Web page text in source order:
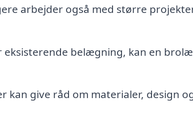
arbejder også med større
eksisterende belægning, kan en
kan give råd om materialer, design